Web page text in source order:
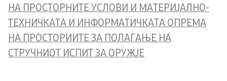
НА ПРОСТОРНИТЕ УСЛОВИ И МАТЕРИЈАЛНО-
ТЕХНИЧКАТА И ИНФОРМАТИЧКАТА ОПРЕМА
НА ПРОСТОРИИТЕ ЗА ПОЛАГАЊЕ НА
СТРУЧНИОТ ИСПИТ ЗА ОРУЖЈЕ